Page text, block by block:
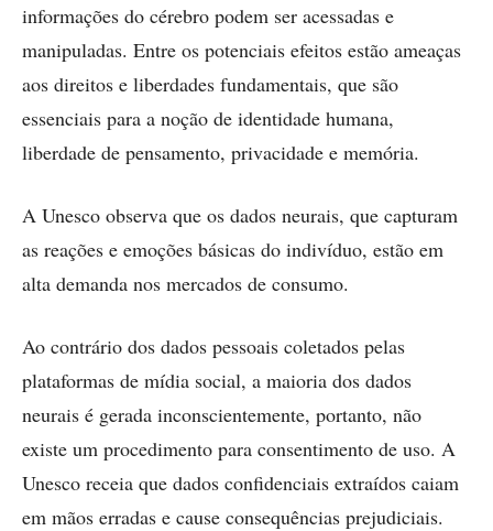
informações do cérebro podem ser acessadas e
manipuladas. Entre os potenciais efeitos estão ameaças
aos direitos e liberdades fundamentais, que são
essenciais para a noção de identidade humana,
liberdade de pensamento, privacidade e memória.
A Unesco observa que os dados neurais, que capturam
as reações e emoções básicas do indivíduo, estão em
alta demanda nos mercados de consumo.
Ao contrário dos dados pessoais coletados pelas
plataformas de mídia social, a maioria dos dados
neurais é gerada inconscientemente, portanto, não
existe um procedimento para consentimento de uso. A
Unesco receia que dados confidenciais extraídos caiam
em mãos erradas e cause consequências prejudiciais.